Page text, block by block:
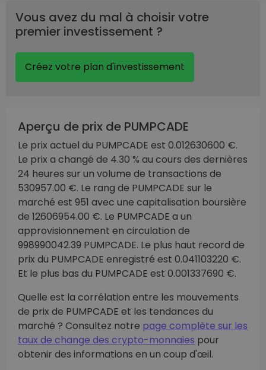
Vous avez du mal à choisir votre
premier investissement ?
Créez votre plan d'investissement
Aperçu de prix de PUMPCADE
Le prix actuel du PUMPCADE est 0.012630600 €.
Le prix a changé de 4.30 % au cours des dernières
24 heures sur un volume de transactions de
530957.00 €. Le rang de PUMPCADE sur le
marché est 951 avec une capitalisation boursière
de 12606954.00 €. Le PUMPCADE a un
approvisionnement en circulation de
998990042.39 PUMPCADE. Le plus haut record de
prix du PUMPCADE enregistré est 0.041103220 €.
Et le plus bas du PUMPCADE est 0.001337690 €.
Quelle est la corrélation entre les mouvements
de prix de PUMPCADE et les tendances du
marché ? Consultez notre page complète sur les
taux de change des crypto-monnaies pour
obtenir des informations en un coup d'œil.